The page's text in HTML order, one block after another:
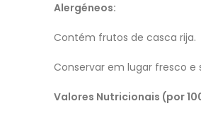
Alergéneos:
Contém frutos de casca rija.
Conservar em lugar fresco e
Valores Nutricionais (por